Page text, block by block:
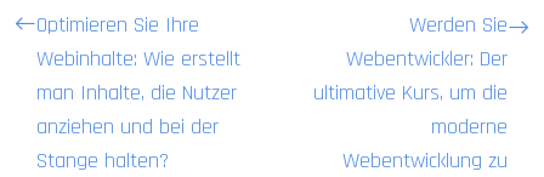
Optimieren Sie Ihre
Webinhalte: Wie erstellt
man Inhalte, die Nutzer
anziehen und bei der
Stange halten?
Werden Sie
Webentwickler: Der
ultimative Kurs, um die
moderne
Webentwicklung zu